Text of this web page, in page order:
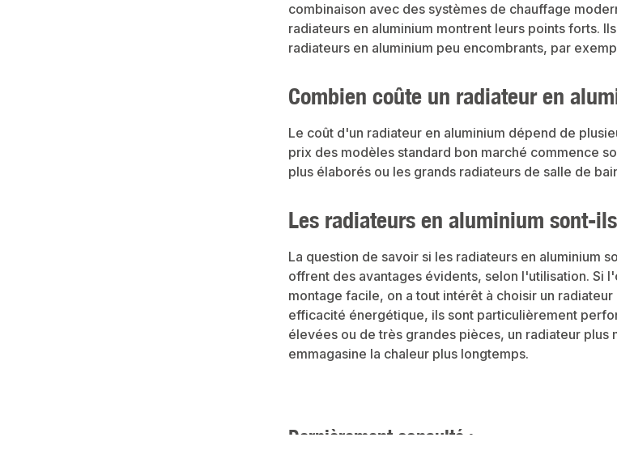
combinaison avec des systèmes de chauffage
radiateurs en aluminium montrent leurs points forts.
radiateurs en aluminium peu encombrants, par
Combien coûte un radiateur en
Le coût d'un radiateur en aluminium dépend de
prix des modèles standard bon marché commence
plus élaborés ou les grands radiateurs de salle de
Les radiateurs en aluminium sont-
La question de savoir si les radiateurs en aluminium
offrent des avantages évidents, selon l'utilisation. Si
montage facile, on a tout intérêt à choisir un
efficacité énergétique, ils sont particulièrement
élevées ou de très grandes pièces, un radiateur
emmagasine la chaleur plus longtemps.
Dernièrement consulté :